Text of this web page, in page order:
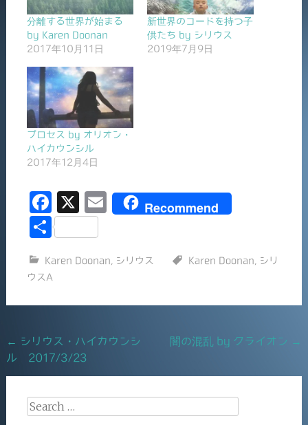
分離する世界が始まる
by Karen Doonan
2017年10月11日
新世界のコードを持つ子
供たち by シリウス
2019年7月9日
プロセス by オリオン・
ハイカウンシル
2017年12月4日
F
a
e
o
o
k
X
E
l
Recommend
共
Karen Doonan シリウス Karen Doonan
シリ
ウスA
Post
navigation
← シリウス・ハイカウンシ
ル 2017/3/23
闇の混乱 by クライオン →
Search